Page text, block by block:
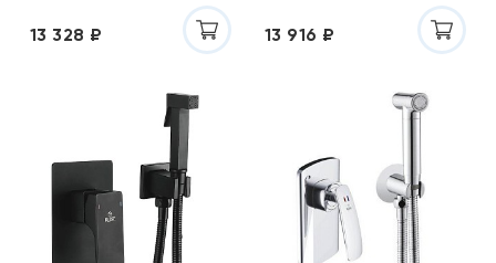
13 328 ₽ 13 916 ₽